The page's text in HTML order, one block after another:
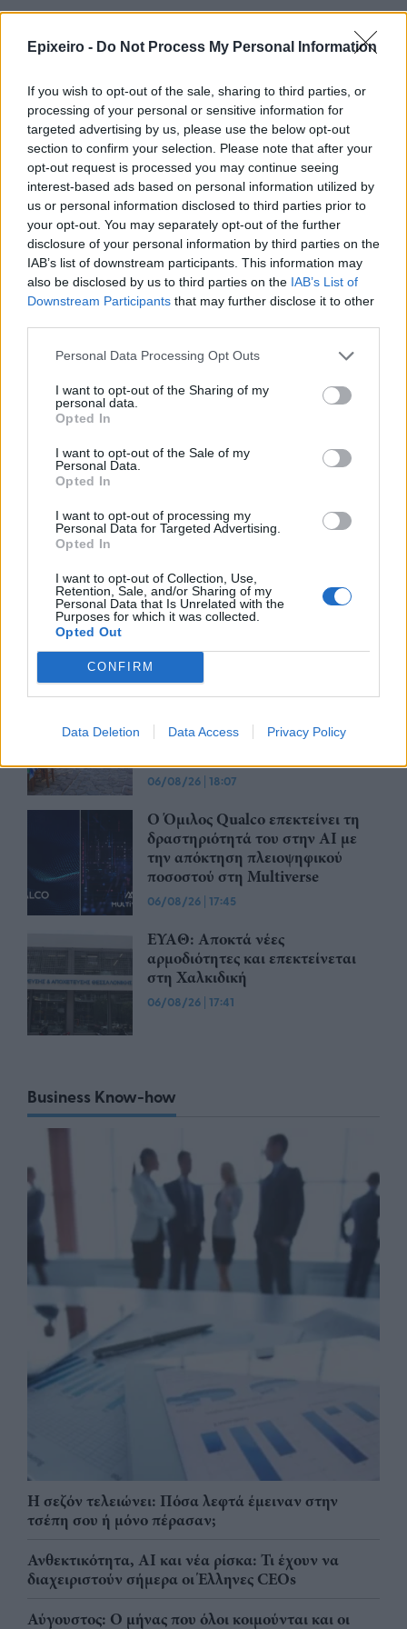
Epixeiro - Do Not Process My Personal Information
If you wish to opt-out of the sale, sharing to third parties, or
processing of your personal or sensitive information for
targeted advertising by us, please use the below opt-out
section to confirm your selection. Please note that after your
opt-out request is processed you may continue seeing
interest-based ads based on personal information utilized by
us or personal information disclosed to third parties prior to
your opt-out. You may separately opt-out of the further
disclosure of your personal information by third parties on the
IAB’s list of downstream participants. This information may
also be disclosed by us to third parties on the IAB’s List of
Downstream Participants that may further disclose it to other
Personal Data Processing Opt Outs
I want to opt-out of the Sharing of my
personal data.
Opted In
I want to opt-out of the Sale of my
Personal Data.
Opted In
I want to opt-out of processing my
Personal Data for Targeted Advertising.
Opted In
I want to opt-out of Collection, Use,
Retention, Sale, and/or Sharing of my
Personal Data that Is Unrelated with the
Purposes for which it was collected.
Opted Out
CONFIRM
Data Deletion Data Access Privacy Policy
Περισσότερα από το
Trade Estates: Στην κατοχή της το
50% του Sofia South Ring Mall με
τίμημα 49,35 εκατ. ευρώ
07/08/26|16:53
Ατρόμητος και Novibet
ανανεώνουν τη συνεργασία τους
μέχρι το 2028
07/08/26 15:48
υπογραφή της Lidl Ελλάς
07/08/26 15:29
CSG: Διψήφια αύξηση εσόδων
του 2026
Apollo Global Management:
Εξαγοράζει την EasyJet έναντι 7,7
δισ. δολαρίων - Η δήλωση του Sir
06/08/26
Σαμοθράκη: Σε λειτουργία η
για το ειδικό πρόγραμμα στήριξης
06/08/26 | 18:07
Ο Όμιλος Qualco επεκτείνει τη
δραστηριότητά του στην ΑΙ με
την απόκτηση πλειοψηφικού
ποσοστού στη Multiverse
06/08/26 | 17:45
ΕΥΑΘ: Αποκτά νέες
αρμοδιότητες και επεκτείνεται
στη Χαλκιδική
06/08/26 | 17:41
Business Know-how
Η σεζόν τελειώνει: Πόσα λεφτά έμειναν στην
τσέπη σου ή μόνο πέρασαν;
Ανθεκτικότητα, AI και νέα ρίσκα: Τι έχουν να
διαχειριστούν σήμερα οι Έλληνες CEOs
Αύγουστος: Ο μήνας που όλοι κοιμούνται και οι